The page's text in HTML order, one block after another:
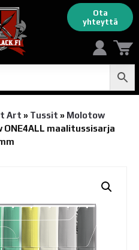
Ota
yhteyttä
Art » Tussit » Molotow
ONE4ALL maalitussisarja